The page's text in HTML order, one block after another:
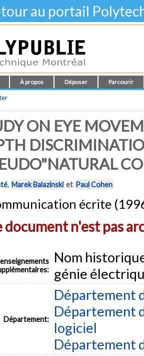
au portail
À propos Déposer Parcourir
ON EYE
, Marek Balazinski et Paul Cohen
écrite
document n'est pas
Nom
génie
Département:
Département
Département
logiciel
Département